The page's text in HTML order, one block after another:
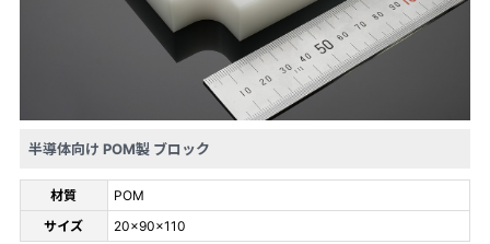
半導体向け POM製 ブロック
材質
POM
サイズ
20×90×110